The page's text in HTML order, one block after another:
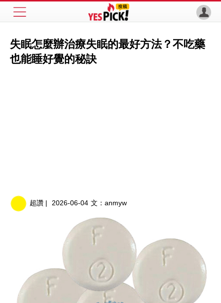
失眠怎麼辦治療失眠的最好方法？不吃藥
也能睡好覺的秘訣
超讚 | 2026-06-04 文： anmyw